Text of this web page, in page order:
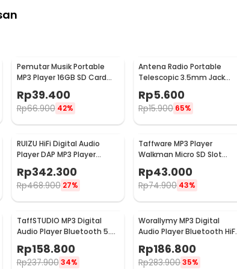
Pemutar Musik Portable
MP3 Player 16GB SD Card
LCD with Flashlight -
GC8945
Rp39.400
Rp66.900 42%
Antena Radio Portable
Telescopic 3.5mm Jack
Rp5.600
Rp15.900 65%
RUIZU HiFi Digital Audio
Player DAP MP3 Player
Bluetooth 8GB - D29
Rp342.300
Rp468.900 27%
Taffware MP3 Player
Walkman Micro SD Slot
Speaker Earphone 100mAh
- JM-003
Rp43.000
Rp74.900 43%
TaffSTUDIO MP3 Digital
Audio Player Bluetooth 5.0
HiFi Touchscreen - OK30
Rp158.800
Rp237.900 34%
Worallymy MP3 Digital
Audio Player Bluetooth HiFi
AB Repeat 1.77 Inch - S309
Rp186.800
Rp283.90035%